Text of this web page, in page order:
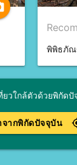
ยวใกล้ตัวด้วยพิกัดปั
ากพิกัดปัจจุบัน